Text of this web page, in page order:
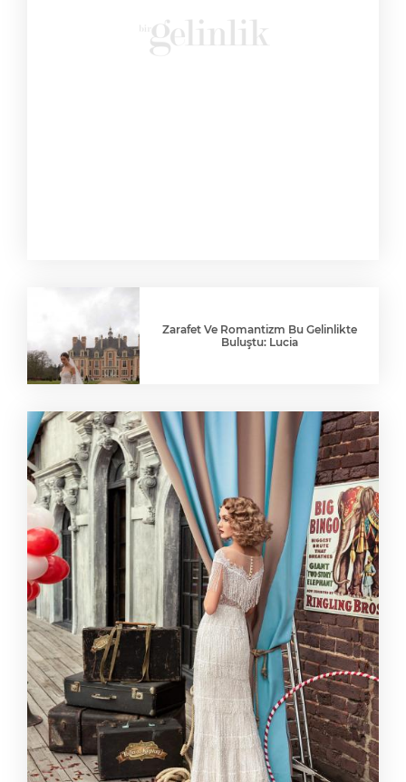
Zarafet Ve Romantizm Bu Gelinlikte
Buluştu: Lucia